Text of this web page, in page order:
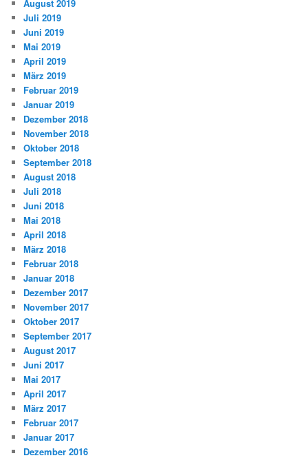
August 2019
Juli 2019
Juni 2019
Mai 2019
April 2019
März 2019
Februar 2019
Januar 2019
Dezember 2018
November 2018
Oktober 2018
September 2018
August 2018
Juli 2018
Juni 2018
Mai 2018
April 2018
März 2018
Februar 2018
Januar 2018
Dezember 2017
November 2017
Oktober 2017
September 2017
August 2017
Juni 2017
Mai 2017
April 2017
März 2017
Februar 2017
Januar 2017
Dezember 2016